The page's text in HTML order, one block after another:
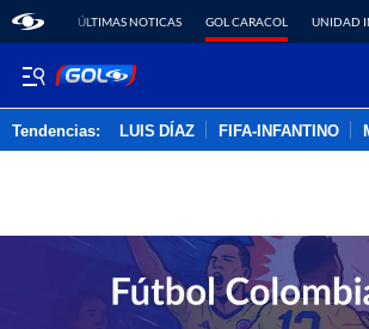
ÚLTIMAS NOTICAS GOL CARACOL UNIDAD
Tendencias: LUIS DÍAZ FIFA-INFANTINO